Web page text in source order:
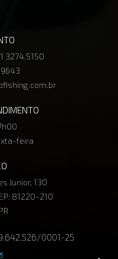
3274.5150
feira
Junior, 130
81220-210
0001-25